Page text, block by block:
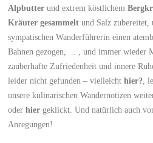
Alpbutter und extrem köstlichem
Kräuter gesammelt und Salz zubereitet,
sympatischen Wanderführerin einen
Bahnen gezogen, .. , und immer wieder
zauberhafte Zufriedenheit und innere
leider nicht gefunden – vielleicht hier?,
unsere kulinarischen Wandernotizen
oder hier geklickt. Und natürlich auch
Anregungen!